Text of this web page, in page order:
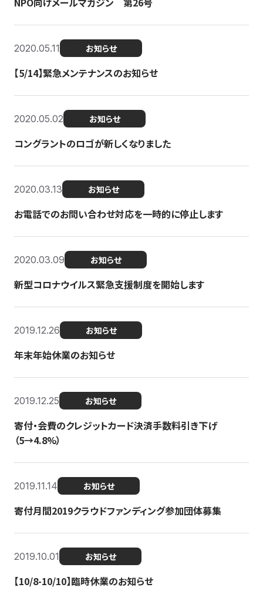
2020.05.11 お知らせ
【5/14】緊急メンテナンスのお知らせ
2020.05.02 お知らせ
コングラントのロゴが新しくなりました
2020.03.13 お知らせ
お電話でのお問い合わせ対応を一時的に停止します
2020.03.09 お知らせ
新型コロナウイルス緊急支援制度を開始します
2019.12.26 お知らせ
年末年始休業のお知らせ
2019.12.25 お知らせ
寄付・会費のクレジットカード決済手数料引き下げ
（5→4.8%）
2019.11.14 お知らせ
寄付月間2019クラウドファンディング参加団体募集
2019.10.01 お知らせ
【10/8-10/10】臨時休業のお知らせ